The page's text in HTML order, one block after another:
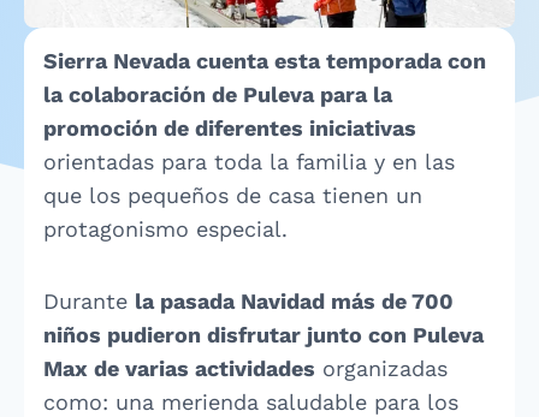
Sierra Nevada cuenta esta temporada con
la colaboración de Puleva para la
promoción de diferentes iniciativas
orientadas para toda la familia y en las
que los pequeños de casa tienen un
protagonismo especial.
Durante la pasada Navidad más de 700
niños pudieron disfrutar junto con Puleva
Max de varias actividades organizadas
como: una merienda saludable para los